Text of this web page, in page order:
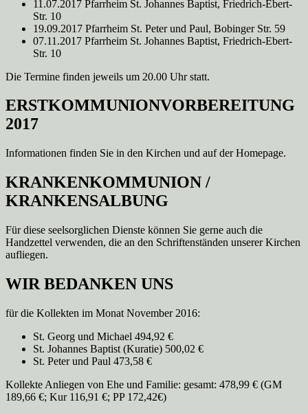
11.07.2017 Pfarrheim St. Johannes Baptist, Friedrich-Ebert-
Str. 10
19.09.2017 Pfarrheim St. Peter und Paul, Bobinger Str. 59
07.11.2017 Pfarrheim St. Johannes Baptist, Friedrich-Ebert-
Str. 10
Die Termine finden jeweils um 20.00 Uhr statt.
ERSTKOMMUNIONVORBEREITUNG
2017
Informationen finden Sie in den Kirchen und auf der Homepage.
KRANKENKOMMUNION /
KRANKENSALBUNG
Für diese seelsorglichen Dienste können Sie gerne auch die
Handzettel verwenden, die an den Schriftenständen unserer Kirchen
aufliegen.
WIR BEDANKEN UNS
für die Kollekten im Monat November 2016:
St. Georg und Michael 494,92 €
St. Johannes Baptist (Kuratie) 500,02 €
St. Peter und Paul 473,58 €
Kollekte Anliegen von Ehe und Familie: gesamt: 478,99 € (GM
189,66 €; Kur 116,91 €; PP 172,42€)